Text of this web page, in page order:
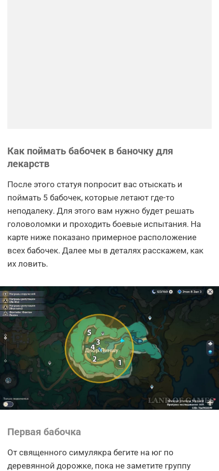
Как поймать бабочек в баночку для
лекарств
После этого статуя попросит вас отыскать и
поймать 5 бабочек, которые летают где-то
неподалеку. Для этого вам нужно будет решать
головоломки и проходить боевые испытания. На
карте ниже показано примерное расположение
всех бабочек. Далее мы в деталях расскажем, как
их ловить.
Первая бабочка
От священного симулякра бегите на юг по
деревянной дорожке, пока не заметите группу